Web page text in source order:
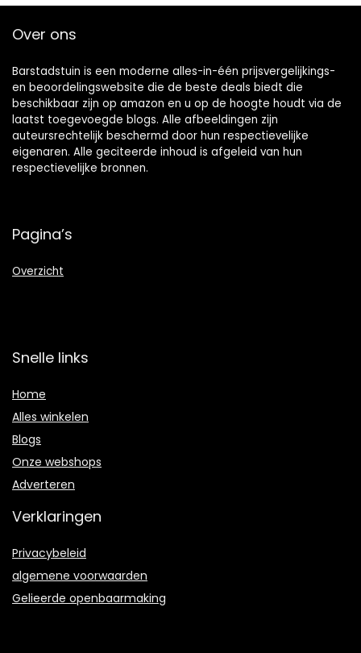
Over ons
Barstadstuin is een moderne alles-in-één prijsvergelijkings-
en beoordelingswebsite die de beste deals biedt die
beschikbaar zijn op amazon en u op de hoogte houdt via de
laatst toegevoegde blogs. Alle afbeeldingen zijn
auteursrechtelijk beschermd door hun respectievelijke
eigenaren. Alle geciteerde inhoud is afgeleid van hun
respectievelijke bronnen.
Pagina’s
Overzicht
Snelle links
Home
Alles winkelen
Blogs
Onze webshops
Adverteren
Verklaringen
Privacybeleid
algemene voorwaarden
Gelieerde openbaarmaking